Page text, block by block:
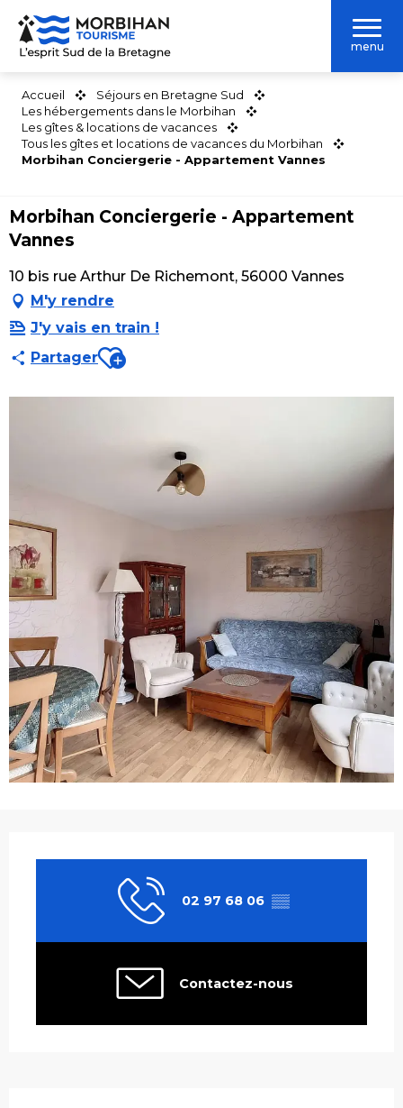
Aller
contenu
menu
Accueil
Séjours en Bretagne Sud
Les hébergements dans le Morbihan
Les gîtes & locations de vacances
Tous les gîtes et locations de vacances du Morbihan
Morbihan Conciergerie - Appartement Vannes
Morbihan Conciergerie - Appartement
Vannes
10 bis rue Arthur De Richemont, 56000 Vannes
M'y rendre
J'y vais en train !
PartagerAjouter aux favoris
02 97 68 06 ▒▒
Contactez-nous